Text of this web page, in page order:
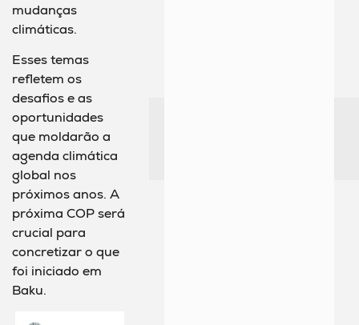
mudanças
climáticas.
Esses temas
refletem os
desafios e as
oportunidades
que moldarão a
agenda climática
global nos
próximos anos. A
próxima COP será
crucial para
concretizar o que
foi iniciado em
Baku.